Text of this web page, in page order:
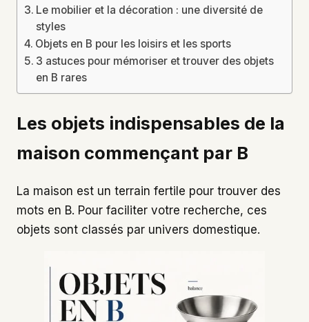
Le mobilier et la décoration : une diversité de
styles
Objets en B pour les loisirs et les sports
3 astuces pour mémoriser et trouver des objets
en B rares
Les objets indispensables de la
maison commençant par B
La maison est un terrain fertile pour trouver des
mots en B. Pour faciliter votre recherche, ces
objets sont classés par univers domestique.